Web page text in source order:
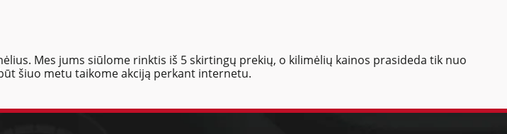
Mes jums siūlome rinktis iš 5 skirtingų prekių, o kilimėlių kainos prasideda tik nuo
šiuo metu taikome akciją perkant internetu.